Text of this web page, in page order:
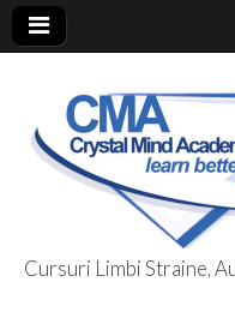
Cursuri Limbi Straine,